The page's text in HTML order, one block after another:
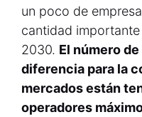
un poco de
cantidad
2030. El número
diferencia para la
mercados están
operadores